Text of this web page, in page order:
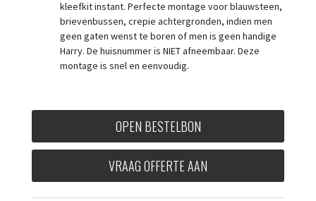
kleefkit instant. Perfecte montage voor blauwsteen,
brievenbussen, crepie achtergronden, indien men
geen gaten wenst te boren of men is geen handige
Harry. De huisnummer is NIET afneembaar. Deze
montage is snel en eenvoudig.
OPEN BESTELBON
VRAAG OFFERTE AAN